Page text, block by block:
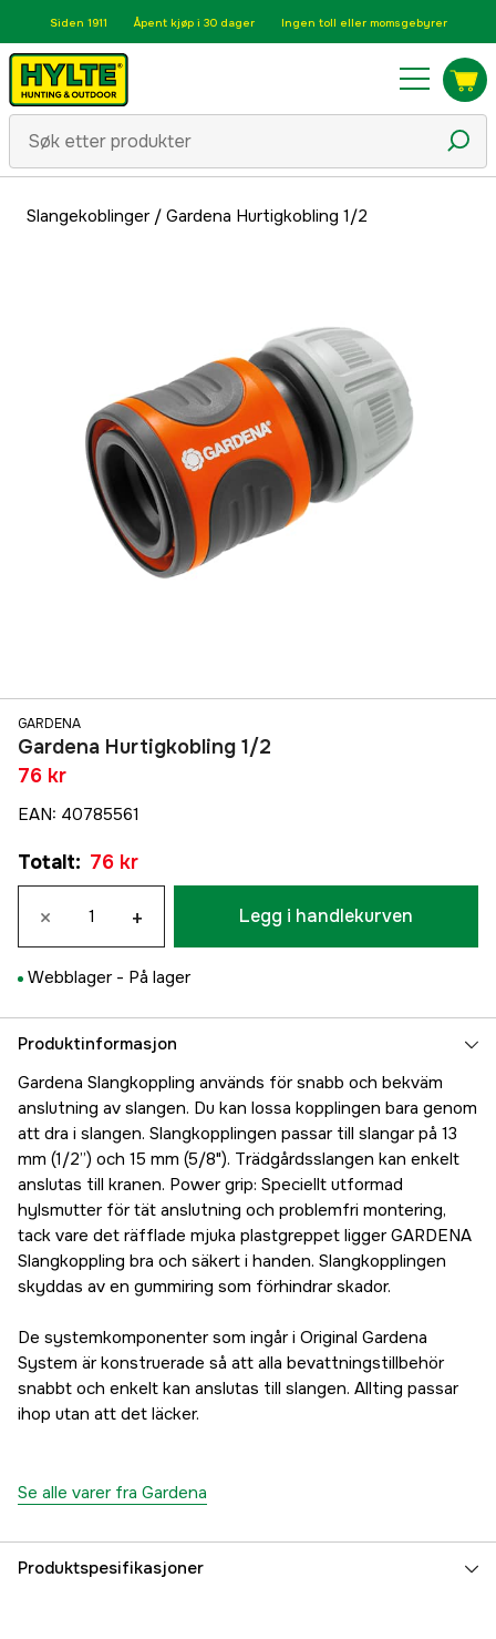
Siden 1911 Åpent kjøp i 30 dager Ingen toll eller momsgebyrer
Slangekoblinger/ Gardena Hurtigkobling 1/2
GARDENA
Gardena Hurtigkobling 1/2
76 kr
EAN: 40785561
Totalt: 76 kr
× + Legg i handlekurven
Webblager - På lager
Produktinformasjon
Gardena Slangkoppling används för snabb och bekväm
anslutning av slangen. Du kan lossa kopplingen bara genom
att dra i slangen. Slangkopplingen passar till slangar på 13
mm (1/2”) och 15 mm (5/8"). Trädgårdsslangen kan enkelt
anslutas till kranen. Power grip: Speciellt utformad
hylsmutter för tät anslutning och problemfri montering,
tack vare det räfflade mjuka plastgreppet ligger GARDENA
Slangkoppling bra och säkert i handen. Slangkopplingen
skyddas av en gummiring som förhindrar skador.
De systemkomponenter som ingår i Original Gardena
System är konstruerade så att alla bevattningstillbehör
snabbt och enkelt kan anslutas till slangen. Allting passar
ihop utan att det läcker.
Se alle varer fra Gardena
Produktspesifikasjoner